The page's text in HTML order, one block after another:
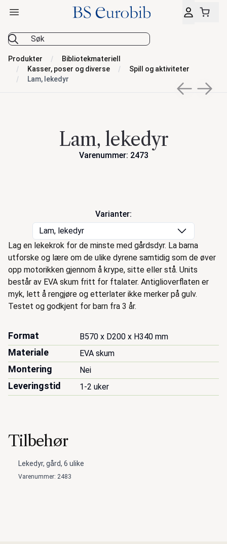
BS Eurobib
Åpne hovedmeny
Produkter
Bibliotekmateriell
Kasser, poser og diverse
Spill og aktiviteter
Lam, lekedyr
Previous
Next
Lam, lekedyr
Varenummer: 2473
Varianter:
Lam, lekedyr
Beskrivelse
Lag en lekekrok for de minste med gårdsdyr. La barna
utforske og lære om de ulike dyrene samtidig som de øver
opp motorikken gjennom å krype, sitte eller stå. Units
består av EVA skum fritt for ftalater. Antiglioverflaten er
myk, lett å rengjøre og etterlater ikke merker på gulv.
Testet og godkjent for barn fra 3 år.
Format B570 x D200 x H340 mm
Materiale EVA skum
Montering Nei
Leveringstid 1-2 uker
Tilbehør
Lekedyr, gård, 6 ulike
Varenummer: 2483